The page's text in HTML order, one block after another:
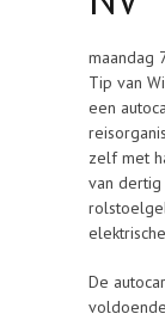
maandag
Tip van
een
zelf met
van
De